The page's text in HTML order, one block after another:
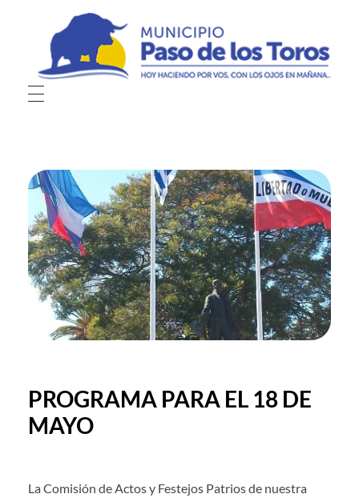
Municipio de Paso de los Toros
Hoy haciendo para vos, con los ojos en mañana
PROGRAMA PARA EL 18 DE
MAYO
La Comisión de Actos y Festejos Patrios de nuestra